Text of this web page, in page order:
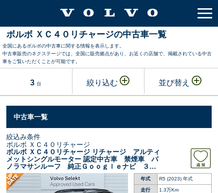
ボルボ ＸＣ４０リチャージの中古車一覧
全国にあるボルボの中古車に関する情報を表示します。
中古車販売のネクステージでは、全国に販売拠点があり、お近くの店舗で、掲載されている中古
車をご覧いただくことが可能です。
3 台 絞り込む 並び替え
中古車一覧
絞込み条件
ボルボ ＸＣ４０リチャージ
ボルボ ＸＣ４０リチャージ リチャージ アルティ
メットシングルモーター 認定中古車 禁煙車 パ
ノラマサンルーフ 純正Ｇｏｏｇｌｅナビ ３６
０°ビューカメラ ｈａｒｍａｎ／ｋａｒｄｏｎ
インテリセーフ 全席シートヒーター パイロッ
トアシスト メモリーシート
年式 R5 (2023) 年式
走行 1.3万Km